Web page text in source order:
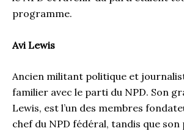
programme.
Avi Lewis
Ancien militant politique et
familier avec le parti du NPD. Son
Lewis, est l’un des membres
chef du NPD fédéral, tandis que son